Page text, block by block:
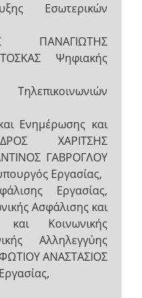
Εσωτερικών
ΠΑΝΑΓΙΩΤΗΣ
Ψηφιακής
Ενημέρωσης και
ΧΑΡΙΤΣΗΣ
ΓΑΒΡΟΓΛΟΥ
Εργασίας,
Εργασίας,
Ασφάλισης και
και Κοινωνικής
Αλληλεγγύης
ΑΝΑΣΤΑΣΙΟΣ